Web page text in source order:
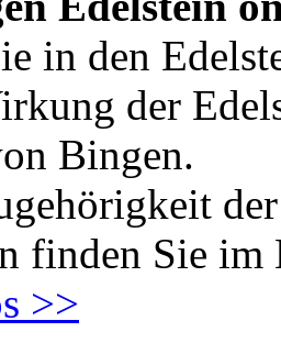
in den
der
Bingen.
finden Sie
>>